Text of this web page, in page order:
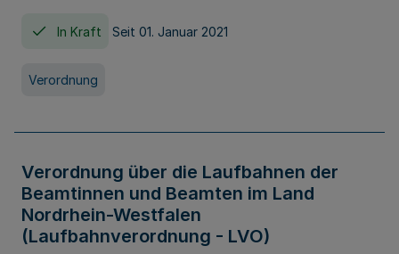
In Kraft Seit 01. Januar 2021
Verordnung
Verordnung über die Laufbahnen der
Beamtinnen und Beamten im Land
Nordrhein-Westfalen
(Laufbahnverordnung - LVO)